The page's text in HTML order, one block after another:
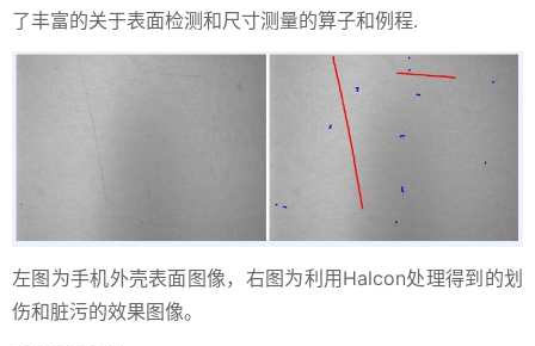
了丰富的关于表面检测和尺寸测量的算子和例程.
左图为手机外壳表面图像，右图为利用Halcon处理得到的划
伤和脏污的效果图像。